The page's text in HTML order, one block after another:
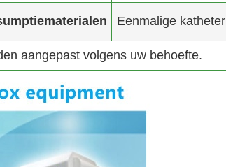
Eenmalige katheter
aangepast volgens uw behoefte.